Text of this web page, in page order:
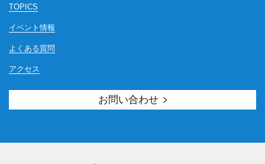
TOPICS
イベント情報
よくある質問
アクセス
お問い合わせ